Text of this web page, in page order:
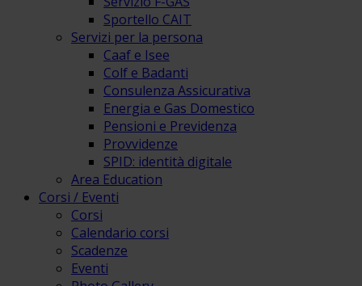
Sportello CAIT
Servizi per la persona
Caaf e Isee
Colf e Badanti
Consulenza Assicurativa
Energia e Gas Domestico
Pensioni e Previdenza
Provvidenze
SPID: identità digitale
Area Education
Corsi / Eventi
Corsi
Calendario corsi
Scadenze
Eventi